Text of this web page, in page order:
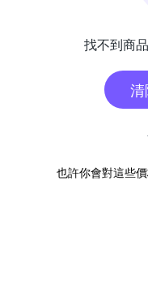
找不到商
也許你會對這些